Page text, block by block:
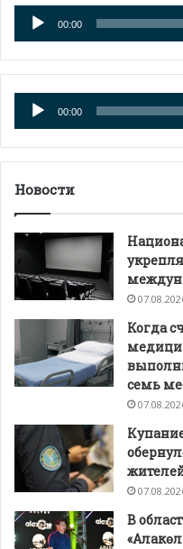
Аудиоплеер
00:00
Аудиоплеер
00:00
Новости
Когда
семь
В